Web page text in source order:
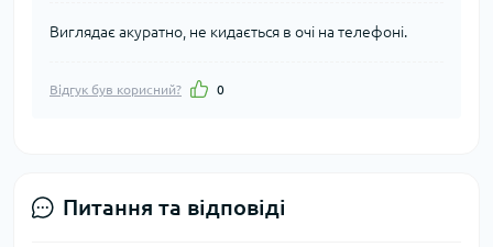
Виглядає акуратно, не кидається в очі на телефоні.
Відгук був корисний? 0
Питання та відповіді